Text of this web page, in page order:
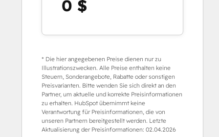
0 $
* Die hier angegebenen Preise dienen nur zu
Illustrationszwecken. Alle Preise enthalten keine
Steuern, Sonderangebote, Rabatte oder sonstigen
Preisvarianten. Bitte wenden Sie sich direkt an den
Partner, um aktuelle und korrekte Preisinformationen
zu erhalten. HubSpot übernimmt keine
Verantwortung für Preisinformationen, die von
unseren Partnern bereitgestellt werden. Letzte
Aktualisierung der Preisinformationen: 02.04.2026